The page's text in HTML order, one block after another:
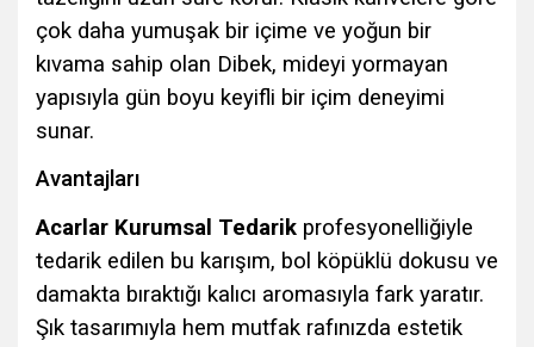
çok daha yumuşak bir içime ve yoğun bir
kıvama sahip olan Dibek, mideyi yormayan
yapısıyla gün boyu keyifli bir içim deneyimi
sunar.
Avantajları
Acarlar Kurumsal Tedarik profesyonelliğiyle
tedarik edilen bu karışım, bol köpüklü dokusu ve
damakta bıraktığı kalıcı aromasıyla fark yaratır.
Şık tasarımıyla hem mutfak rafınızda estetik